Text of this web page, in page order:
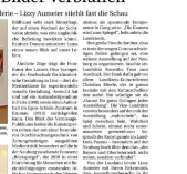
o
n